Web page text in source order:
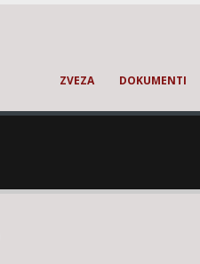
ZVEZA DOKUMENTI